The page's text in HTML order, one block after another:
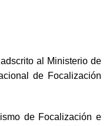
al Ministerio de
de Focalización
de Focalización e